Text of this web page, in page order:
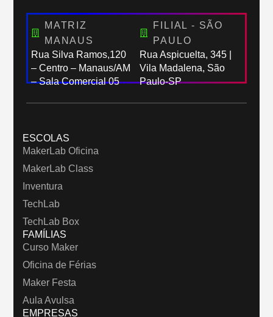
MATRIZ
MANAUS
Rua Silva Ramos,120
– Centro – Manaus/AM
– Sala Comercial 05
FILIAL - SÃO
PAULO
Rua Aspicuelta, 345 |
Vila Madalena, São
Paulo-SP
ESCOLAS
MakerLab Oficina
MakerLab Class
Inventura
TechLab
TechLab Box
FAMÍLIAS
Curso Maker
Oficina de Férias
Maker Festa
Aula Avulsa
EMPRESAS